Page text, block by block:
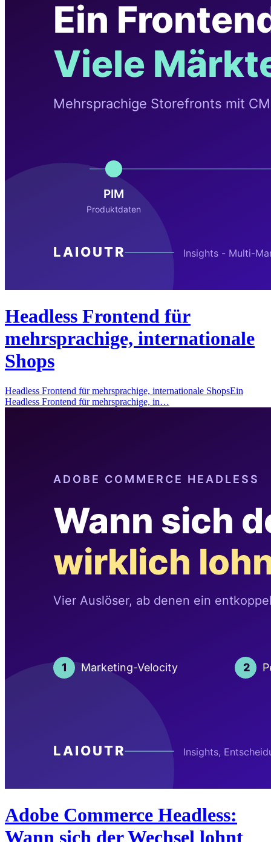
Headless Frontend für
mehrsprachige, internationale
Shops
Headless Frontend für mehrsprachige, internationale ShopsEin
Headless Frontend für mehrsprachige, in…
Adobe Commerce Headless:
Wann sich der Wechsel lohnt